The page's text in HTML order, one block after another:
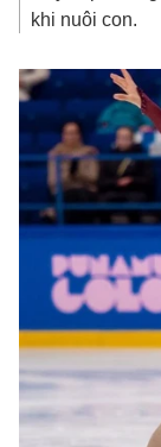
khi nuôi con.